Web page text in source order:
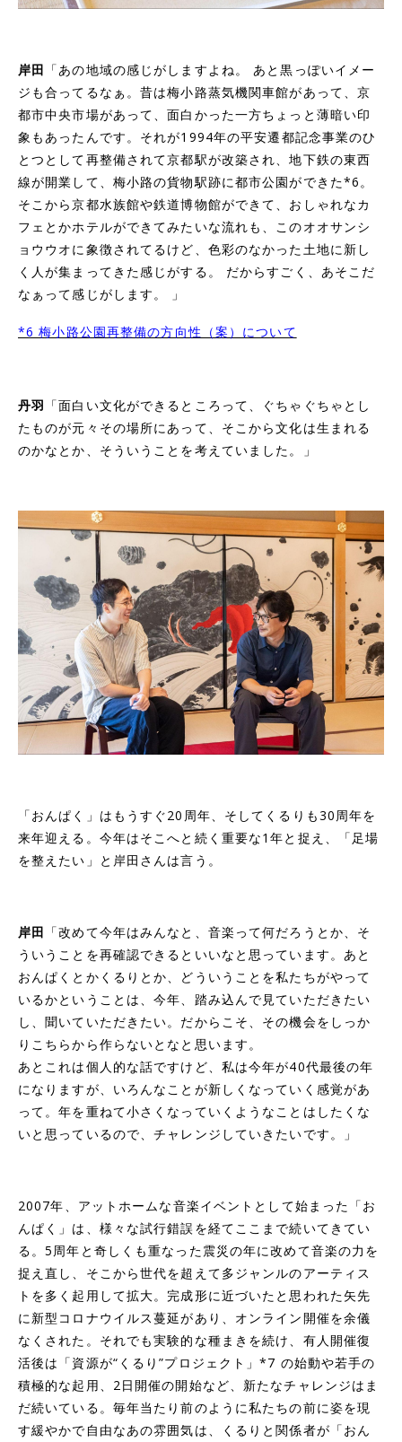
岸田 「あの地域の感じがしますよね。 あと黒っぽいイメー
ジも合ってるなぁ。昔は梅小路蒸気機関車館があって、京
都市中央市場があって、面白かった一方ちょっと薄暗い印
象もあったんです。それが1994年の平安遷都記念事業のひ
とつとして再整備されて京都駅が改築され、地下鉄の東西
線が開業して、梅小路の貨物駅跡に都市公園ができた*6。
そこから京都水族館や鉄道博物館ができて、おしゃれなカ
フェとかホテルができてみたいな流れも、このオオサンシ
ョウウオに象徴されてるけど、色彩のなかった土地に新し
く人が集まってきた感じがする。 だからすごく、あそこだ
なぁって感じがします。 」
*6 梅小路公園再整備の方向性（案）について
丹羽 「面白い文化ができるところって、ぐちゃぐちゃとし
たものが元々その場所にあって、そこから文化は生まれる
のかなとか、そういうことを考えていました。
」
「おんぱく」はもうすぐ20周年、そしてくるりも30周年を
来年迎える。今年はそこへと続く重要な1年と捉え、「足場
を整えたい」と岸田さんは言う。
岸田 「改めて今年はみんなと、音楽って何だろうとか、そ
ういうことを再確認できるといいなと思っています。あと
おんぱくとかくるりとか、どういうことを私たちがやって
いるかということは、今年、踏み込んで見ていただきたい
し、聞いていただきたい。だからこそ、その機会をしっか
りこちらから作らないとなと思います。
あとこれは個人的な話ですけど、私は今年が40代最後の年
になりますが、いろんなことが新しくなっていく感覚があ
って。年を重ねて小さくなっていくようなことはしたくな
いと思っているので、チャレンジしていきたいです。」
2007年、アットホームな音楽イベントとして始まった「お
んぱく」は、様々な試行錯誤を経てここまで続いてきてい
る。5周年と奇しくも重なった震災の年に改めて音楽の力を
捉え直し、そこから世代を超えて多ジャンルのアーティス
トを多く起用して拡大。完成形に近づいたと思われた矢先
に新型コロナウイルス蔓延があり、オンライン開催を余儀
なくされた。それでも実験的な種まきを続け、有人開催復
活後は「資源が“くるり”プロジェクト」*7 の始動や若手の
積極的な起用、2日開催の開始など、新たなチャレンジはま
だ続いている。毎年当たり前のように私たちの前に姿を現
す緩やかで自由なあの雰囲気は、くるりと関係者が「おん